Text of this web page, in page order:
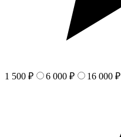
1 500 ₽ 6 000 ₽ 16 000 ₽